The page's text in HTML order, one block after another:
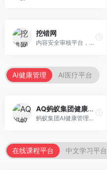
挖错网
内容安全审核平台，专注于违规内容检测。面向企业和平台，提供内容审核、敏感词检测、风险预警等服务，安全审核专业。
AI健康管理 AI医疗平台
AQ蚂蚁集团健康管家
蚂蚁集团AI健康管理服务，专注于个人健康监测。面向个人用户，提供健康评估、慢病管理、健康建议等服务，健康管理便捷。
在线课程平台 中文学习平台